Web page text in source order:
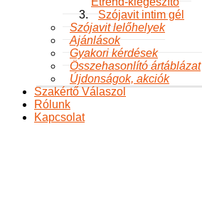
Szójavit intim gél
Szójavit lelőhelyek
Ajánlások
Gyakori kérdések
Összehasonlító ártáblázat
Újdonságok, akciók
Szakértő Válaszol
Rólunk
Kapcsolat